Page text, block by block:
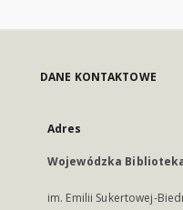
DANE KONTAKTOWE
Adres
Wojewódzka
im. Emilii Sukertowej-